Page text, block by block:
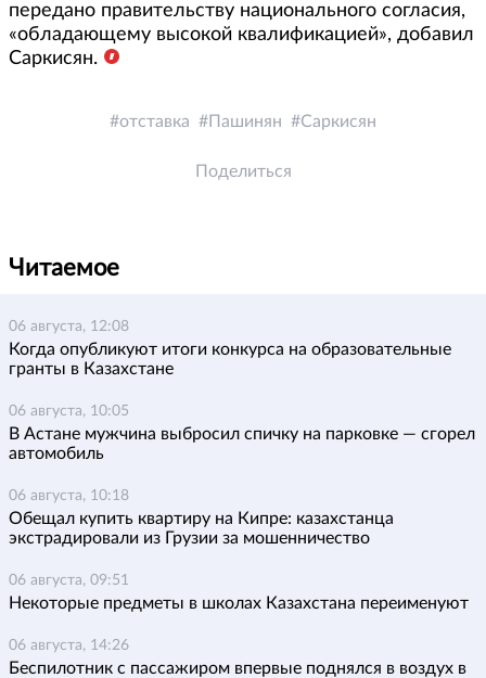
передано правительству национального согласия,
«обладающему высокой квалификацией», добавил
Саркисян.
отставка Пашинян Саркисян
Поделиться
Читаемое
06 августа, 12:08
Когда опубликуют итоги конкурса на образовательные
гранты в Казахстане
06 августа, 10:05
В Астане мужчина выбросил спичку на парковке — сгорел
автомобиль
06 августа, 10:18
Обещал купить квартиру на Кипре: казахстанца
экстрадировали из Грузии за мошенничество
06 августа, 09:51
Некоторые предметы в школах Казахстана переименуют
06 августа, 14:26
Беспилотник с пассажиром впервые поднялся в воздух в